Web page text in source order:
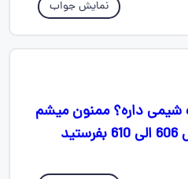
نمایش جواب
داره؟ ممنون میشم